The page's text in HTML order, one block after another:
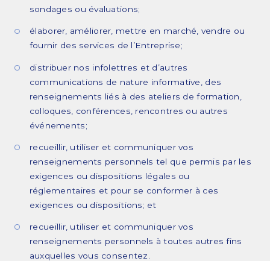
sondages ou évaluations;
élaborer, améliorer, mettre en marché, vendre ou
fournir des services de l’Entreprise;
distribuer nos infolettres et d’autres
communications de nature informative, des
renseignements liés à des ateliers de formation,
colloques, conférences, rencontres ou autres
événements;
recueillir, utiliser et communiquer vos
renseignements personnels tel que permis par les
exigences ou dispositions légales ou
réglementaires et pour se conformer à ces
exigences ou dispositions; et
recueillir, utiliser et communiquer vos
renseignements personnels à toutes autres fins
auxquelles vous consentez.